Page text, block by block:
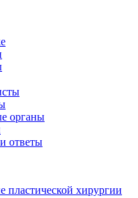
органы
ответы
пластической хирургии